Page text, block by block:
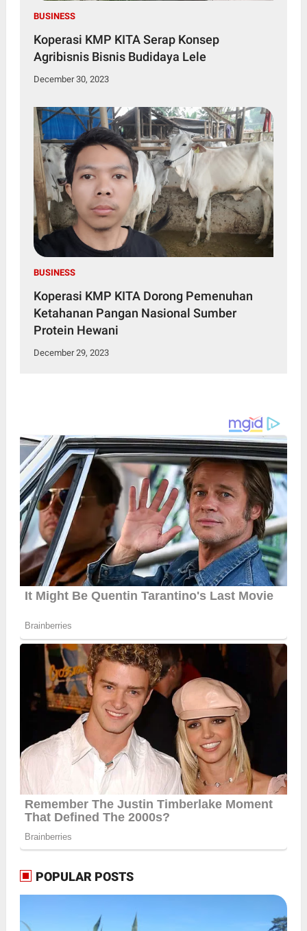
BUSINESS
Koperasi KMP KITA Serap Konsep
Agribisnis Bisnis Budidaya Lele
December 30, 2023
BUSINESS
Koperasi KMP KITA Dorong Pemenuhan
Ketahanan Pangan Nasional Sumber
Protein Hewani
December 29, 2023
POPULAR POSTS